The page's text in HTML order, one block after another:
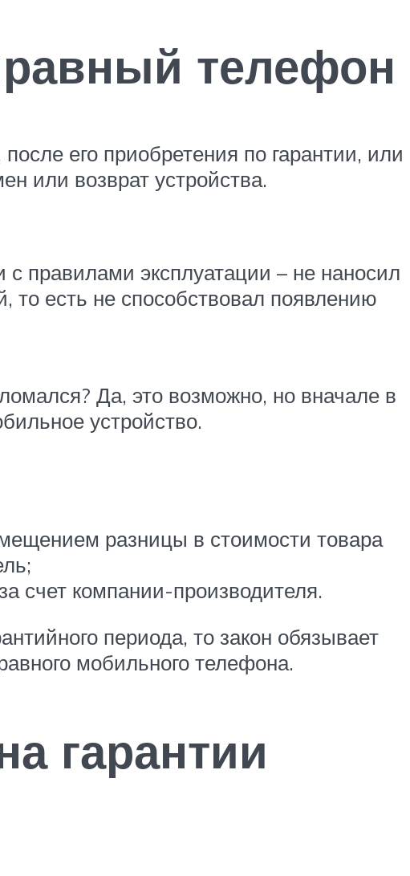
телефон
его приобретения по гарантии, или
или возврат устройства.
правилами эксплуатации – не наносил
то есть не способствовал появлению
Да, это возможно, но вначале в
устройство.
разницы в стоимости товара
счет компании-производителя.
периода, то закон обязывает
мобильного телефона.
гарантии